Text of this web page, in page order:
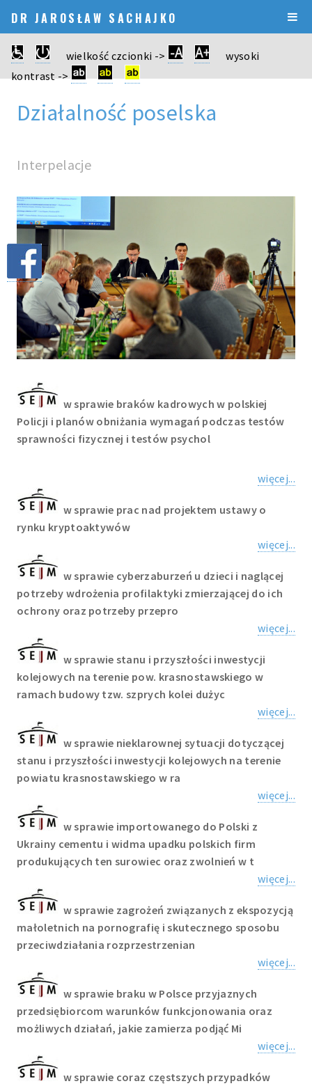
DR JAROSŁAW SACHAJKO
wielkość czcionki ->
wysoki
kontrast ->
Działalność poselska
Interpelacje
w sprawie braków kadrowych w polskiej
Policji i planów obniżania wymagań podczas testów
sprawności fizycznej i testów psychol
więcej...
w sprawie prac nad projektem ustawy o
rynku kryptoaktywów
więcej...
w sprawie cyberzaburzeń u dzieci i naglącej
potrzeby wdrożenia profilaktyki zmierzającej do ich
ochrony oraz potrzeby przepro
więcej...
w sprawie stanu i przyszłości inwestycji
kolejowych na terenie pow. krasnostawskiego w
ramach budowy tzw. szprych kolei dużyc
więcej...
w sprawie nieklarownej sytuacji dotyczącej
stanu i przyszłości inwestycji kolejowych na terenie
powiatu krasnostawskiego w ra
więcej...
w sprawie importowanego do Polski z
Ukrainy cementu i widma upadku polskich firm
produkujących ten surowiec oraz zwolnień w t
więcej...
w sprawie zagrożeń związanych z ekspozycją
małoletnich na pornografię i skutecznego sposobu
przeciwdziałania rozprzestrzenian
więcej...
w sprawie braku w Polsce przyjaznych
przedsiębiorcom warunków funkcjonowania oraz
możliwych działań, jakie zamierza podjąć Mi
więcej...
w sprawie coraz częstszych przypadków